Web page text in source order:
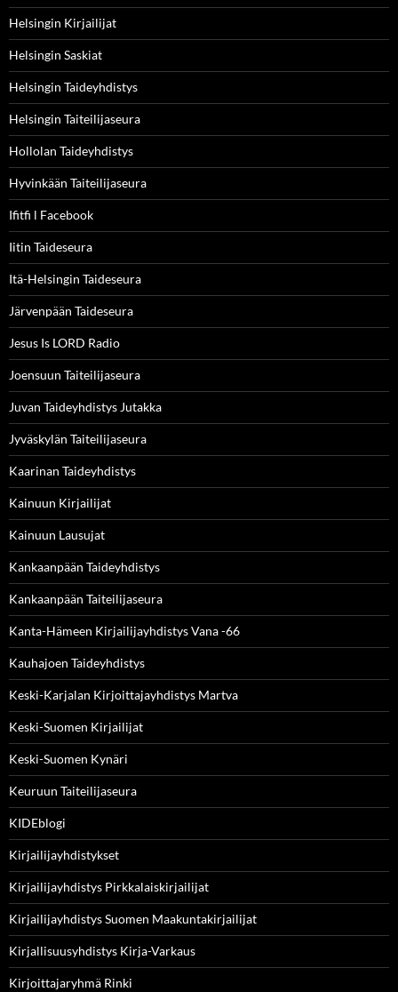
Helsingin Kirjailijat
Helsingin Saskiat
Helsingin Taideyhdistys
Helsingin Taiteilijaseura
Hollolan Taideyhdistys
Hyvinkään Taiteilijaseura
Ifitfi l Facebook
Iitin Taideseura
Itä-Helsingin Taideseura
Järvenpään Taideseura
Jesus Is LORD Radio
Joensuun Taiteilijaseura
Juvan Taideyhdistys Jutakka
Jyväskylän Taiteilijaseura
Kaarinan Taideyhdistys
Kainuun Kirjailijat
Kainuun Lausujat
Kankaanpään Taideyhdistys
Kankaanpään Taiteilijaseura
Kanta-Hämeen Kirjailijayhdistys Vana -66
Kauhajoen Taideyhdistys
Keski-Karjalan Kirjoittajayhdistys Martva
Keski-Suomen Kirjailijat
Keski-Suomen Kynäri
Keuruun Taiteilijaseura
KIDEblogi
Kirjailijayhdistykset
Kirjailijayhdistys Pirkkalaiskirjailijat
Kirjailijayhdistys Suomen Maakuntakirjailijat
Kirjallisuusyhdistys Kirja-Varkaus
Kirjoittajaryhmä Rinki